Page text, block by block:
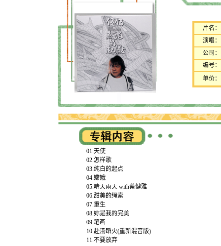
片名：
演唱：
公司：
编号：
单价：
01.天使
02.怎样歌
03.纯白的起点
04.嫦娥
05.晴天雨天 with蔡健雅
06.甜美的绳索
07.重生
08.妳是我的完美
09.笔画
10.赴汤蹈火(重新混音版)
11.不要放弃